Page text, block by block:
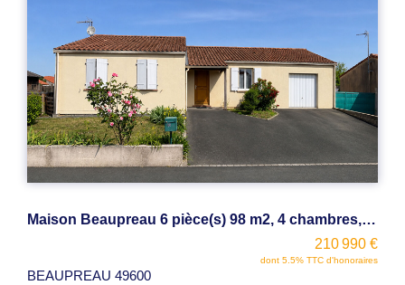
Maison Beaupreau 6 pièce(s) 98 m2, 4 chambres, garage , terrain de 636m²
210 990 €
dont 5.5% TTC d'honoraires
BEAUPREAU 49600